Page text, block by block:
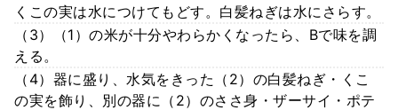
くこの実は水につけてもどす。白髪ねぎは水にさらす。
（3）（1）の米が十分やわらかくなったら、Bで味を調
える。
（4）器に盛り、水気をきった（2）の白髪ねぎ・くこ
の実を飾り、別の器に（2）のささ身・ザーサイ・ポテ